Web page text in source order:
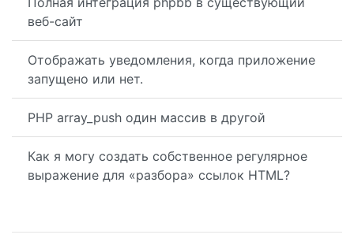
веб-сайт
Отображать уведомления, когда приложение
запущено или нет.
PHP array_push один массив в другой
Как я могу создать собственное регулярное
выражение для «разбора» ссылок HTML?